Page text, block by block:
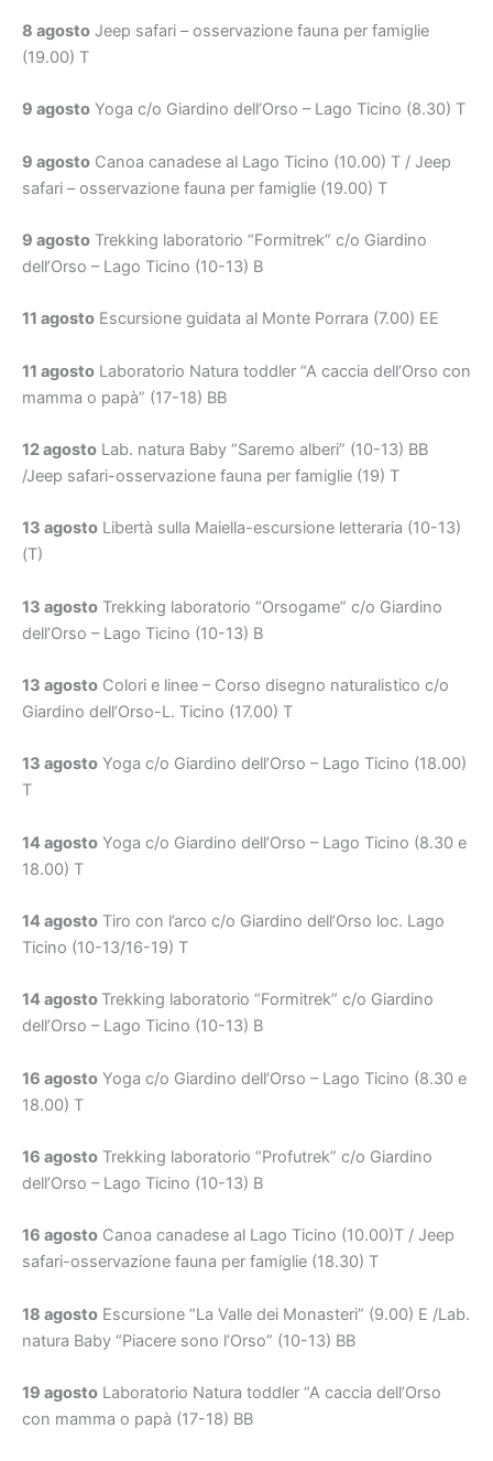
8 agosto Jeep safari – osservazione fauna per famiglie
(19.00) T
9 agosto Yoga c/o Giardino dell’Orso – Lago Ticino (8.30) T
9 agosto Canoa canadese al Lago Ticino (10.00) T / Jeep
safari – osservazione fauna per famiglie (19.00) T
9 agosto Trekking laboratorio “Formitrek” c/o Giardino
dell’Orso – Lago Ticino (10-13) B
11 agosto Escursione guidata al Monte Porrara (7.00) EE
11 agosto Laboratorio Natura toddler “A caccia dell’Orso con
mamma o papà” (17-18) BB
12 agosto Lab. natura Baby “Saremo alberi” (10-13) BB
/Jeep safari-osservazione fauna per famiglie (19) T
13 agosto Libertà sulla Maiella-escursione letteraria (10-13)
(T)
13 agosto Trekking laboratorio “Orsogame” c/o Giardino
dell’Orso – Lago Ticino (10-13) B
13 agosto Colori e linee – Corso disegno naturalistico c/o
Giardino dell’Orso-L. Ticino (17.00) T
13 agosto Yoga c/o Giardino dell’Orso – Lago Ticino (18.00)
T
14 agosto Yoga c/o Giardino dell’Orso – Lago Ticino (8.30 e
18.00) T
14 agosto Tiro con l’arco c/o Giardino dell’Orso loc. Lago
Ticino (10-13/16-19) T
14 agosto Trekking laboratorio “Formitrek” c/o Giardino
dell’Orso – Lago Ticino (10-13) B
16 agosto Yoga c/o Giardino dell’Orso – Lago Ticino (8.30 e
18.00) T
16 agosto Trekking laboratorio “Profutrek” c/o Giardino
dell’Orso – Lago Ticino (10-13) B
16 agosto Canoa canadese al Lago Ticino (10.00)T / Jeep
safari-osservazione fauna per famiglie (18.30) T
18 agosto Escursione “La Valle dei Monasteri” (9.00) E /Lab.
natura Baby “Piacere sono l’Orso” (10-13) BB
19 agosto Laboratorio Natura toddler “A caccia dell’Orso
con mamma o papà (17-18) BB